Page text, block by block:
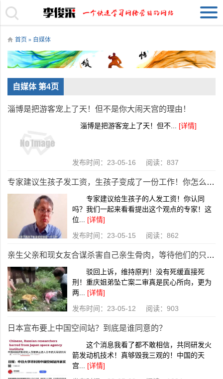
首页 » 自媒体
自媒体 第4页
淄博是把游客宠上了天！但不是你大闹天宫的理由！
淄博是把游客宠上了天！但不... [详情]
发布时间：23-05-16 阅读：837
专家建议生孩子发工资，生孩子变成了一份工作！你怎么看？
专家建议给生孩子的人发工资！你认同
吗？我们一起来看看提出这个观点的专家！这
位... [详情]
发布时间：23-05-15 阅读：862
亲生父亲和现女友合谋杀害自己亲生骨肉，等待他们的只有死刑！
驳回上诉，维持原判！没有死缓直接死
刑！重庆姐弟坠亡案二审真是民心所向，更为
两... [详情]
发布时间：23-05-12 阅读：903
日本宣布要上中国空间站？到底是谁同意的？
这个消息我看了都不敢相信，共同研发火
箭发动机技术！真够毁我三观的！中国的天
宫... [详情]